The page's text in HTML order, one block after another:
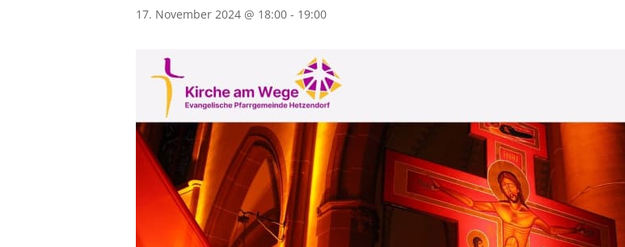
17. November 2024 @ 18:00 - 19:00